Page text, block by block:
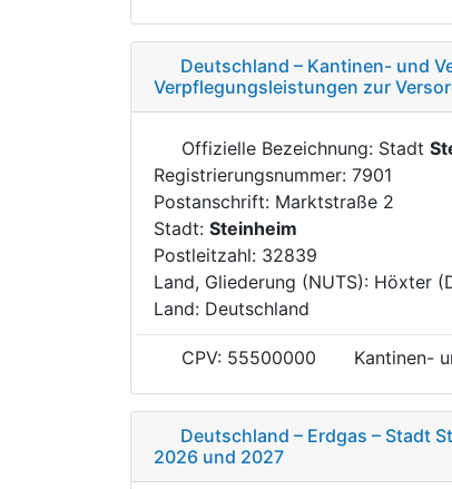
Deutschland – Kantinen- und
Verpflegungsleistungen zur
Offizielle Bezeichnung: Stadt
Registrierungsnummer: 7901
Postanschrift: Marktstraße 2
Stadt: Steinheim
Postleitzahl: 32839
Land, Gliederung (NUTS): Höxter
Land: Deutschland
CPV: 55500000 Kantinen-
Deutschland – Erdgas – Stadt
2026 und 2027